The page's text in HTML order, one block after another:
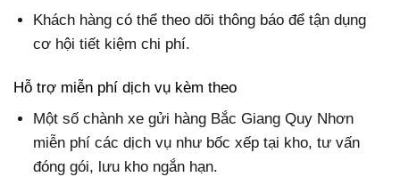
Khách hàng có thể theo dõi thông báo để tận dụng
cơ hội tiết kiệm chi phí.
Hỗ trợ miễn phí dịch vụ kèm theo
Một số chành xe gửi hàng Bắc Giang Quy Nhơn
miễn phí các dịch vụ như bốc xếp tại kho, tư vấn
đóng gói, lưu kho ngắn hạn.